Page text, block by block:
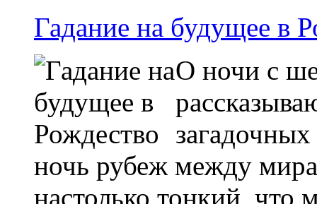
Гадание на будущее в
О ночи с
ночь рубеж между
настолько тонкий, что